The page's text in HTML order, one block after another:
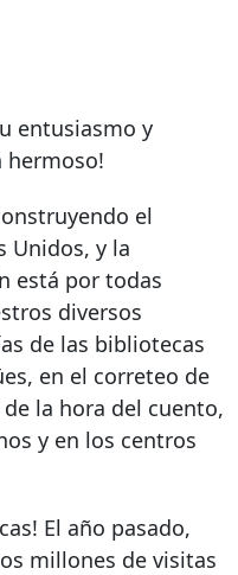
entusiasmo y
hermoso!
el
Unidos, y la
está por todas
diversos
de las bibliotecas
en el correteo de
la hora del cuento,
y en los centros
El año pasado,
millones de visitas